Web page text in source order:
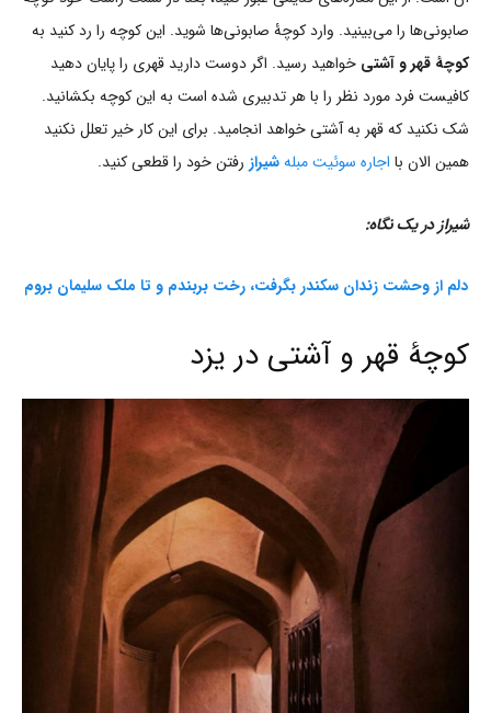
صابونی‌ها را می‌بینید. وارد کوچۀ صابونی‌ها شوید. این کوچه را رد کنید به
کوچۀ قهر و آشتی خواهید رسید. اگر دوست دارید قهری را پایان دهید
کافیست فرد مورد نظر را با هر تدبیری شده است به این کوچه بکشانید.
شک نکنید که قهر به آشتی خواهد انجامید. برای این کار خیر تعلل نکنید
همین الان با اجاره سوئیت مبلهشیراز رفتن خود را قطعی کنید.
شیراز در یک نگاه:
دلم از وحشت زندان سکندر بگرفت، رخت بربندم و تا ملک سلیمان بروم
کوچۀ قهر و آشتی در یزد